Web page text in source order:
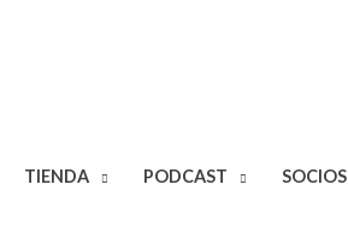
TIENDA PODCAST SOCIOS